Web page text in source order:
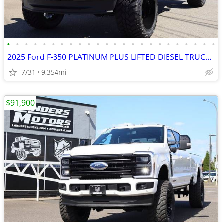
• • • • • • • • • • • • • • • • • • • • • • • •
2025 Ford F-350 PLATINUM PLUS LIFTED DIESEL TRUCK 4X4 LOADED
7/31 9,354mi
$91,900